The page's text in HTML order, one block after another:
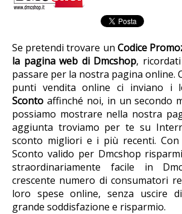
Se pretendi trovare un Codice
la pagina web di Dmcshop,
passare per la nostra pagina online.
punti vendita online ci inviano i
Sconto affinché noi, in un secondo
possiamo mostrare nella nostra
aggiunta troviamo per te su
sconto migliori e i più recenti.
Sconto valido per Dmcshop
straordinariamente facile in
crescente numero di consumatori
loro spese online, senza uscire
grande soddisfazione e risparmio.